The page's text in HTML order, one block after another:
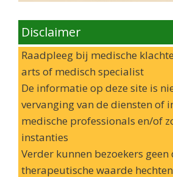
Disclaimer
Raadpleeg bij medische
arts of medisch specialist
De informatie op deze site is
vervanging van de diensten of
medische professionals en/of
instanties
Verder kunnen bezoekers
therapeutische waarde